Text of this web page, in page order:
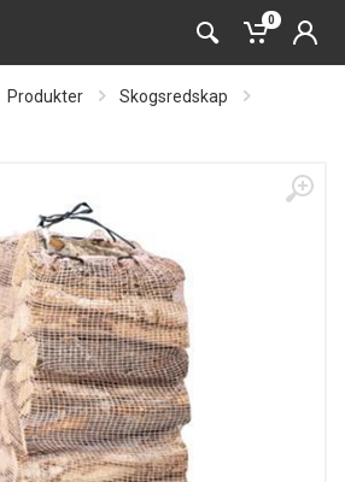
0
Produkter
Skogsredskap